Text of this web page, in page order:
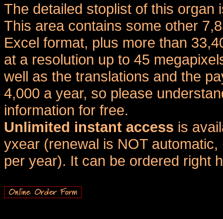
The detailed stoplist of this
This area contains some other
Excel format, plus more than
at a resolution up to 45
well as the translations and the
4,000 a year, so please
information for free.
Unlimited instant access is
yxear (renewal is NOT
per year). It can be ordered right